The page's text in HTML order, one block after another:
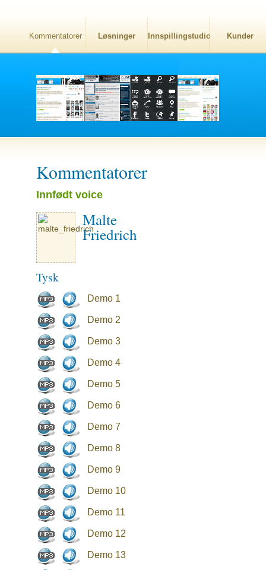
Kommentatorer Løsninger Innspillingstudio Kunder
Kommentatorer
Innfødt voice
Malte
Friedrich
Tysk
Demo 1
Demo 2
Demo 3
Demo 4
Demo 5
Demo 6
Demo 7
Demo 8
Demo 9
Demo 10
Demo 11
Demo 12
Demo 13